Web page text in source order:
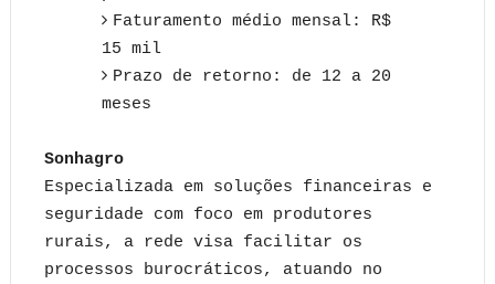
Faturamento médio mensal: R$
15 mil
Prazo de retorno: de 12 a 20
meses
Sonhagro
Especializada em soluções financeiras e
seguridade com foco em produtores
rurais, a rede visa facilitar os
processos burocráticos, atuando no